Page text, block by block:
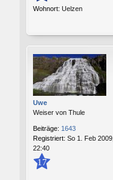
Wohnort: Uelzen
Uwe
Weiser von Thule
Beiträge: 1643
Registriert: So 1. Feb 2009,
22:40
17